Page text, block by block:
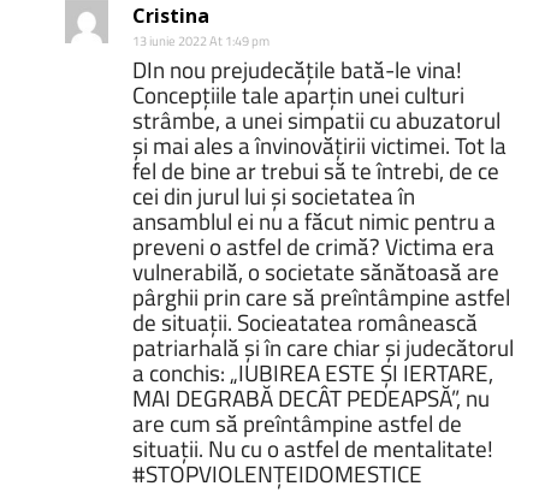
Cristina
13 iunie 2022 At 1:49 pm
DIn nou prejudecățile bată-le vina!
Concepțiile tale aparțin unei culturi
strâmbe, a unei simpatii cu abuzatorul
și mai ales a învinovățirii victimei. Tot la
fel de bine ar trebui să te întrebi, de ce
cei din jurul lui și societatea în
ansamblul ei nu a făcut nimic pentru a
preveni o astfel de crimă? Victima era
vulnerabilă, o societate sănătoasă are
pârghii prin care să preîntâmpine astfel
de situații. Socieatatea românească
patriarhală și în care chiar și judecătorul
a conchis: „IUBIREA ESTE ȘI IERTARE,
MAI DEGRABĂ DECÂT PEDEAPSĂ”, nu
are cum să preîntâmpine astfel de
situații. Nu cu o astfel de mentalitate!
#STOPVIOLENȚEIDOMESTICE